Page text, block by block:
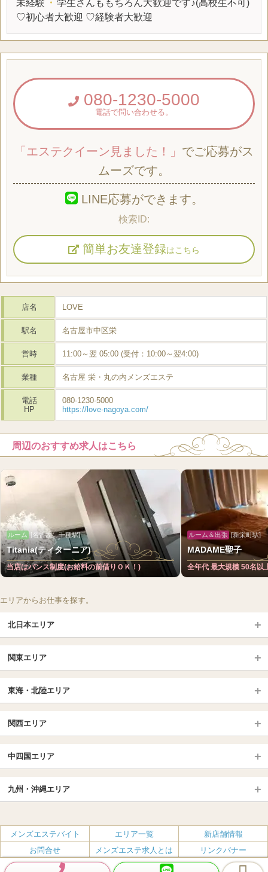
未経験 ・ 学生さんももちろん大歓迎です♪(高校生不可)
♡初心者大歓迎 ♡経験者大歓迎
080-1230-5000
電話で問い合わせる。
「エステクイーン見ました！」 でご応募がス
ムーズです。
LINE応募ができます。
簡単お友達登録はこちら
店名 LOVE
駅名 名古屋市中区栄
営時 11:00～翌 05:00 (受付：10:00～翌4:00)
業種 名古屋 栄・丸の内メンズエステ
電話
HP
080-1230-5000
https://love-nagoya.com/
周辺のおすすめ求人はこちら
ルーム [名古屋 千種駅]
Titania(ティターニア)
当店はバンス制度(お給料の前借りＯＫ！)
ルーム＆出張[新栄町駅]
MADAME聖子
全年代 最大規模 50名以
エリアからお仕事を探す。
北日本エリア
北海道（札幌・旭川・函館）
青森
岩手 (盛岡・北上)
福島 (いわき・郡山)
山形
長野・松本・上田
群馬（伊勢崎・高崎・前橋）
関東エリア
大宮・浦和・川口
越谷・春日部
千葉TOP
松戸・柏
池袋・大塚
新宿
恵比寿・目黒・自由が丘
赤坂・麻布・六本木
品川・五反田・蒲田
銀座・東京・新橋
東海・北陸エリア
愛知（名古屋）
岐阜県
北陸
名古屋TOP
丸の内・久屋・高岳
大須・上前津・鶴舞
新栄町・東新町
千種・今池・黒川・大曽根
金山・熱田
一宮・津島・小牧
関西エリア
京都駅・伏見区
烏丸御池駅
四条烏丸・河原町・祇園四条
三条・京都市役所前
大阪エリア
梅田・北新地
肥後橋・淀屋橋・北浜
南森町・天満・京橋
日本橋（大阪市）
中四国エリア
広島
岡山
香川（高松）
愛媛（松山）
徳島
高知
九州・沖縄エリア
福岡
佐賀
長崎
熊本
大分
メンズエステバイト エリア一覧
新店舗情報
お問合せ
メンズエステ求人とは
リンクバナー
無料掲載 会社概要